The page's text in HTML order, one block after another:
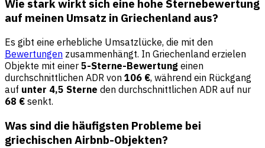
Wie stark wirkt sich eine hohe Sternebewertung
auf meinen Umsatz in Griechenland aus?
Es gibt eine erhebliche Umsatzlücke, die mit den
Bewertungen zusammenhängt. In Griechenland erzielen
Objekte mit einer 5-Sterne-Bewertung einen
durchschnittlichen ADR von 106 €, während ein Rückgang
auf unter 4,5 Sterne den durchschnittlichen ADR auf nur
68 € senkt.
Was sind die häufigsten Probleme bei
griechischen Airbnb-Objekten?